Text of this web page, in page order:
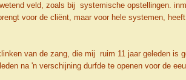
veld, zoals bij systemische opstellingen.
voor de cliënt, maar voor hele systemen,
van de zang, die mij ruim 11 jaar geleden is
na 'n verschijning durfde te openen voor de